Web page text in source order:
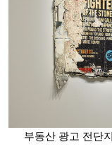
부동산 광고 전단